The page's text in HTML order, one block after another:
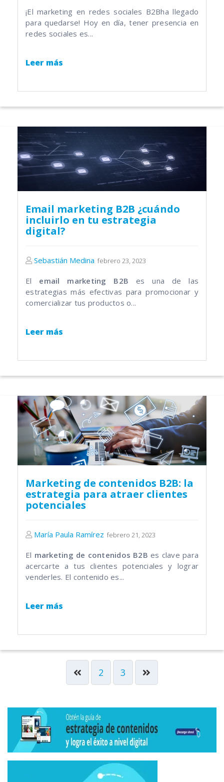
¡El marketing en redes sociales B2Bha llegado
para quedarse! Hoy en día, tener presencia en
redes sociales es...
Leer más
Email marketing B2B ¿cuándo
incluirlo en tu estrategia
digital?
Sebastián Medina febrero 23, 2023
El email marketing B2Bes una de las
estrategias más efectivas para promocionar y
comercializar tus productos o...
Leer más
Marketing de contenidos B2B: la
estrategia para atraer clientes
potenciales
María Paula Ramírez febrero 21, 2023
El marketing de contenidos B2Bes clave para
acercarte a tus clientes potenciales y lograr
venderles. El contenido es...
Leer más
2 3